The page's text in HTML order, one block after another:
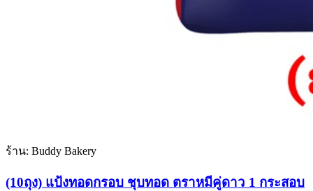
ร้าน: Buddy Bakery
(10ถุง) แป้งทอดกรอบ ชุบทอด ตราหมีคู่ดาว 1 กระสอบ